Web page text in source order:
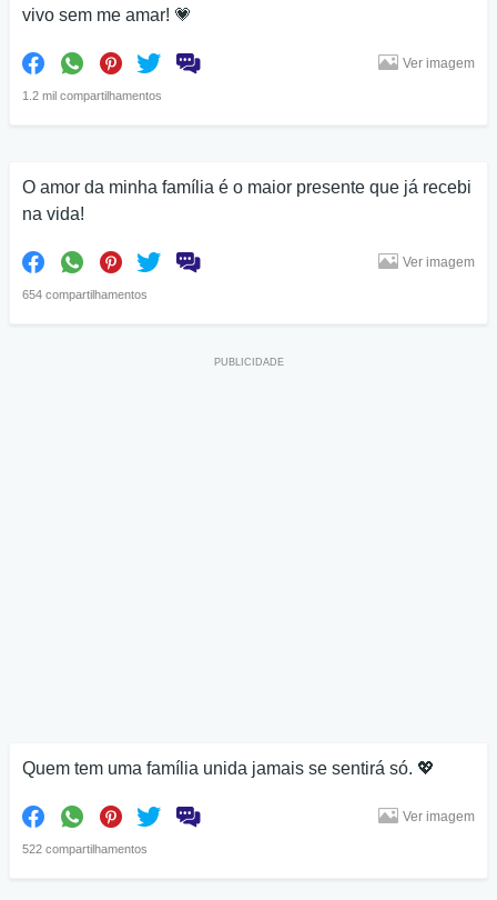
vivo sem me amar! 💗
1.2 mil compartilhamentos
Ver imagem
O amor da minha família é o maior presente que já recebi
na vida!
654 compartilhamentos
Ver imagem
Quem tem uma família unida jamais se sentirá só. 💖
522 compartilhamentos
Ver imagem